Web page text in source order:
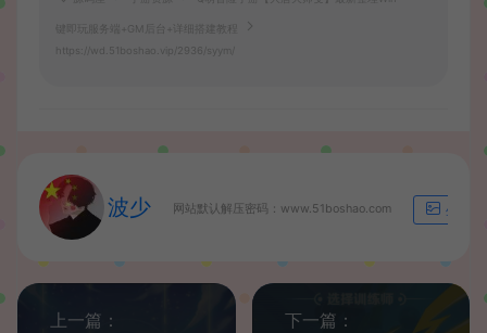
键即玩服务端+GM后台+详细搭建教程
https://wd.51boshao.vip/2936/syym/
波少 网站默认解压密码：www.51boshao.com 生成海
上一篇：
下一篇：